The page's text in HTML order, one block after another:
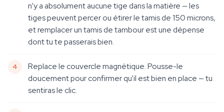
n'y a absolument aucune tige dans la matière — les
tiges peuvent percer ou étirer le tamis de 150 microns,
et remplacer un tamis de tambour est une dépense
dont tu te passerais bien.
Replace le couvercle magnétique. Pousse-le
doucement pour confirmer qu'il est bien en place — tu
sentiras le clic.